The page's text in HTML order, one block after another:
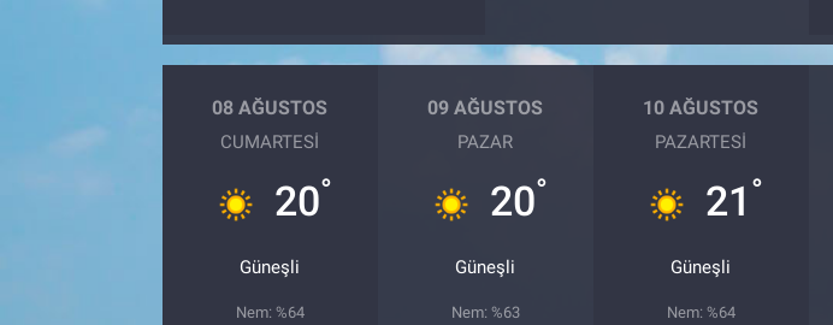
08 AĞUSTOS
CUMARTESI
20°
Güneşli
Nem: %64
09 AĞUSTOS
PAZAR
20°
Güneşli
Nem: %63
10 AĞUSTOS
PAZARTESI
21 °
Güneşli
Nem: %64